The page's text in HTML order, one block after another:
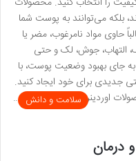
بلکه می‌توانند به پوست شما
حاوی مواد نامرغوب، مضر یا
التهاب، جوش، لک و حتی
جای بهبود وضعیت پوست، با
جدیدی برای خود ایجاد کنید.
اوردینری اصل از اهمیت …
سلامت و دانش
درمان